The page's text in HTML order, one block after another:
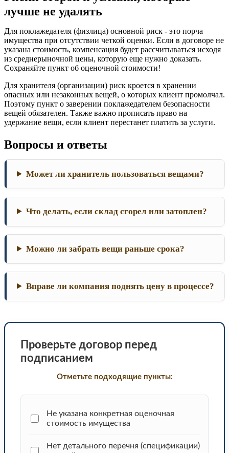
лучше не удалять
Для поклажедателя (физлица) основной риск - это порча
имущества при отсутствии четкой оценки. Если в договоре не
указана стоимость, компенсация будет рассчитываться исходя
из среднерыночной цены, которую еще нужно доказать.
Сохраняйте пункт об оценочной стоимости!
Для хранителя (организации) риск кроется в хранении
опасных или незаконных вещей, о которых клиент промолчал.
Поэтому пункт о заверении поклажедателем безопасности
вещей обязателен. Также важно прописать право на
удержание вещи, если клиент перестанет платить за услуги.
Вопросы и ответы
Может ли хранитель пользоваться вещами?
Что делать, если склад сгорел или затоплен?
Можно ли забрать вещи раньше срока?
Вправе ли компания поднять цену в процессе?
Проверьте договор перед
подписанием
Отметьте подходящие пункты:
Не указана конкретная оценочная
стоимость имущества
Нет детального перечня (спецификации)